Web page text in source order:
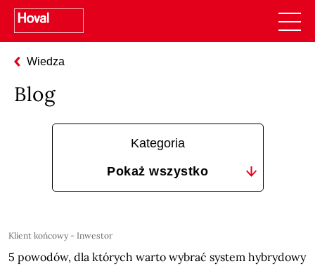
Wiedza
Blog
Kategoria
Klient końcowy - Inwestor
5 powodów, dla których warto wybrać system hybrydowy